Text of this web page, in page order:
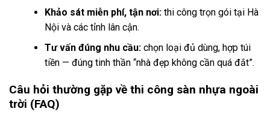
Khảo sát miễn phí, tận nơi:thi công trọn gói tại Hà
Nội và các tỉnh lân cận.
Tư vấn đúng nhu cầu:chọn loại đủ dùng, hợp túi
tiền — đúng tinh thần “nhà đẹp không cần quá đắt”.
Câu hỏi thường gặp về thi công sàn nhựa ngoài
trời (FAQ)